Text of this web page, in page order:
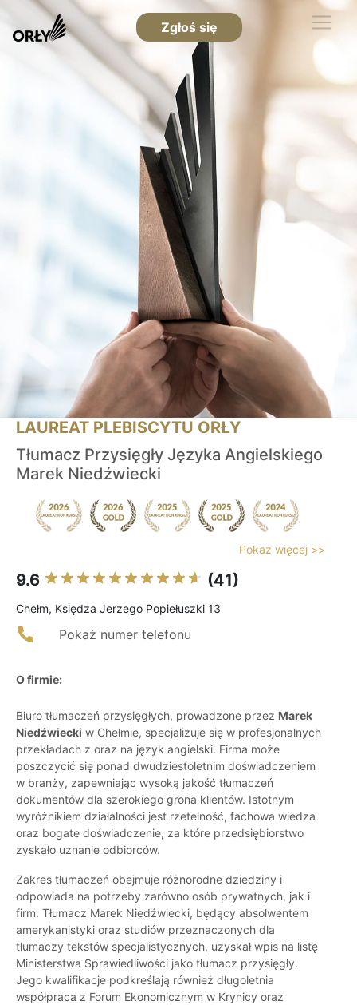
Zgłoś się
LAUREAT PLEBISCYTU ORŁY
Tłumacz Przysięgły Języka Angielskiego
Marek Niedźwiecki
Pokaż więcej >>
9.6 (41)
Chełm, Księdza Jerzego Popiełuszki 13
Pokaż numer telefonu
O firmie:
Biuro tłumaczeń przysięgłych, prowadzone przez Marek
Niedźwiecki w Chełmie, specjalizuje się w profesjonalnych
przekładach z oraz na język angielski. Firma może
poszczycić się ponad dwudziestoletnim doświadczeniem
w branży, zapewniając wysoką jakość tłumaczeń
dokumentów dla szerokiego grona klientów. Istotnym
wyróżnikiem działalności jest rzetelność, fachowa wiedza
oraz bogate doświadczenie, za które przedsiębiorstwo
zyskało uznanie odbiorców.
Zakres tłumaczeń obejmuje różnorodne dziedziny i
odpowiada na potrzeby zarówno osób prywatnych, jak i
firm. Tłumacz Marek Niedźwiecki, będący absolwentem
amerykanistyki oraz studiów przeznaczonych dla
tłumaczy tekstów specjalistycznych, uzyskał wpis na listę
Ministerstwa Sprawiedliwości jako tłumacz przysięgły.
Jego kwalifikacje podkreślają również długoletnia
współpraca z Forum Ekonomicznym w Krynicy oraz